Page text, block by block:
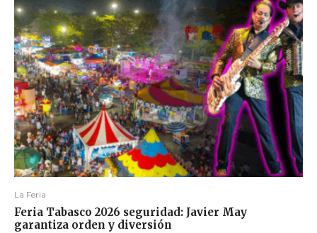
La Feria
Feria Tabasco 2026 seguridad: Javier May
garantiza orden y diversión